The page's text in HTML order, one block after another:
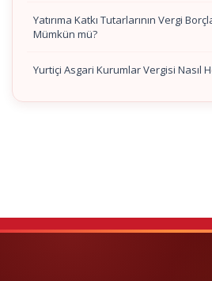
Yatırıma Katkı Tutarlarının Vergi
Mümkün mü?
Yurtiçi Asgari Kurumlar Vergisi Nasıl